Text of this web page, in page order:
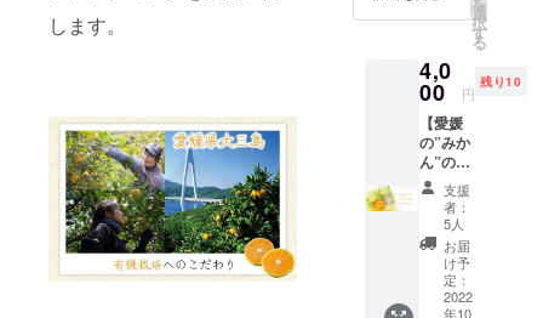
します。
パッ
ケージ
は、ご
支援い
ただく
方に3種
類のデ
ザイン
から投
票で選
んでい
ただき
ます。
三島の
伊予レ
実エキ
スを配
合した
洗顔
せっけ
ん。 レ
モンの
生せっ
けん50
ｇ／1
個：朝
晩のご
使用で
選
択
す
る
4,0
00 円
残り10
【愛媛
の”みか
ん”の香
り豊か
な洗顔
料みか
んの生
せっけ
ん1個
+Limon
支援
者：
5人
お届
け予
定：
2022
年10